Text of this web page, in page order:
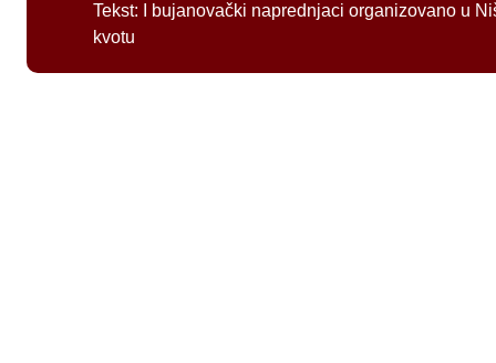
Tekst:
I bujanovački naprednjaci organizovano u
kvotu